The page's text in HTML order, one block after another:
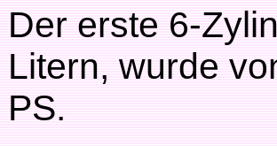
Der erste 6-
Litern, wurde
PS.